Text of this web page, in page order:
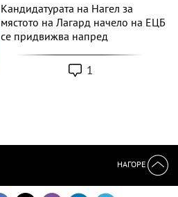
Кандидатурата на Нагел за
мястото на Лагард начело на ЕЦБ
се придвижва напред
1
НАГОРЕ